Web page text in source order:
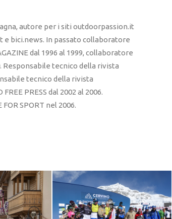
autore per i siti outdoorpassion.it
bici.news. In passato collaboratore
dal 1996 al 1999, collaboratore
Responsabile tecnico della rivista
tecnico della rivista
PRESS dal 2002 al 2006.
SPORT nel 2006.